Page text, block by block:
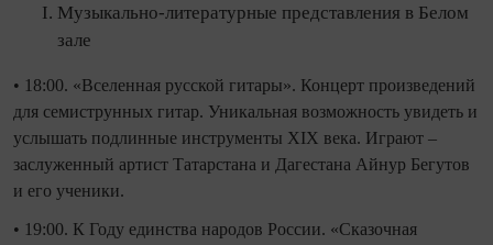
Музыкально-литературные представления в Белом
зале
• 18:00. «Вселенная русской гитары». Концерт произведений
для семиструнных гитар. Уникальная возможность увидеть и
услышать подлинные инструменты XIX века. Играют –
заслуженный артист Татарстана и Дагестана Айнур Бегутов
и его ученики.
• 19:00. К Году единства народов России. «Сказочная